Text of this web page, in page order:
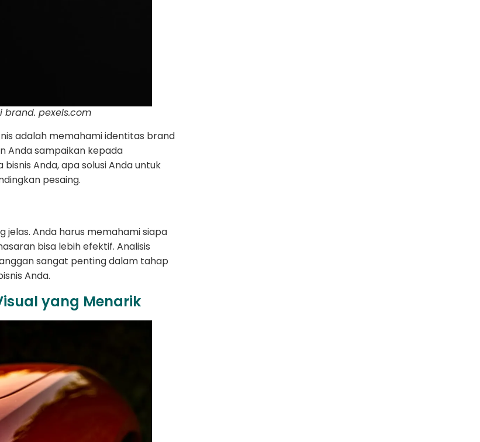
pexels.com
adalah memahami identitas brand
Anda sampaikan kepada
Anda, apa solusi Anda untuk
pesaing.
jelas. Anda harus memahami siapa
bisa lebih efektif. Analisis
sangat penting dalam tahap
Anda.
yang Menarik